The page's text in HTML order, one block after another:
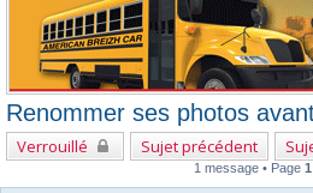
Renommer ses photos
Verrouillé Sujet précédent
1 message • Page 1